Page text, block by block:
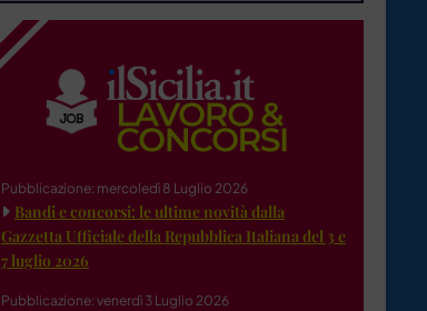
Pubblicazione: mercoledì 8 Luglio 2026
Bandi e concorsi: le ultime novità dalla
Gazzetta Ufficiale della Repubblica Italiana del 3 e
7 luglio 2026
Pubblicazione: venerdì 3 Luglio 2026